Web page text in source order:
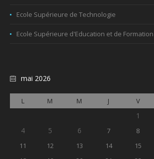
Ecole Supérieure de Technologie
Ecole Supérieure d'Education et de Formation
mai 2026
L M M J V
1
4
5 6 7 8
11 12 13 14 15